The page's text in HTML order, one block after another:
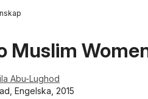
Muslim
Abu-Lughod
Engelska, 2015